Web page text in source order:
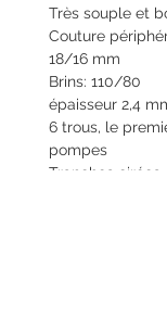
Très souple et
Couture
18/16 mm
Brins: 110/80
épaisseur 2,4
6 trous, le
pompes
Tranches cirées